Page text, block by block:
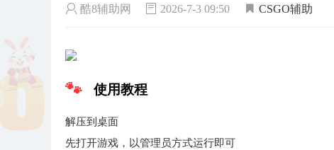
酷8辅助网 2026-7-3 09:50 CSGO辅助
使用教程
解压到桌面
先打开游戏，以管理员方式运行即可